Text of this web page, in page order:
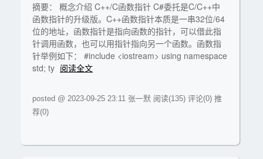
摘要： 概念介绍 C++/C函数指针 C#委托是C/C++中
函数指针的升级版。C++函数指针本质是一串32位/64
位的地址，函数指针是指向函数的指针，可以借此指
针调用函数，也可以用指针指向另一个函数。函数指
针举例如下： #include <iostream> using namespace
std; ty 阅读全文
posted @ 2023-09-25 23:11 张一默 阅读(135) 评论(0) 推
荐(0)